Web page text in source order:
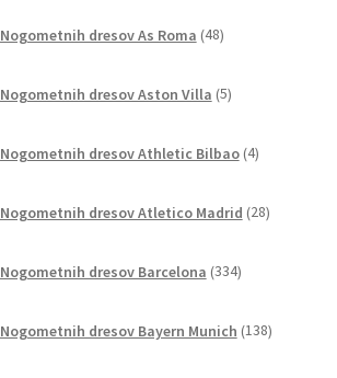
Nogometnih dresov As Roma 48izdelkov
Nogometnih dresov Aston Villa 5izdelkov
Nogometnih dresov Athletic Bilbao 4izdelki
Nogometnih dresov Atletico Madrid 28izdelkov
Nogometnih dresov Barcelona 334izdelkov
Nogometnih dresov Bayern Munich 138izdelkov